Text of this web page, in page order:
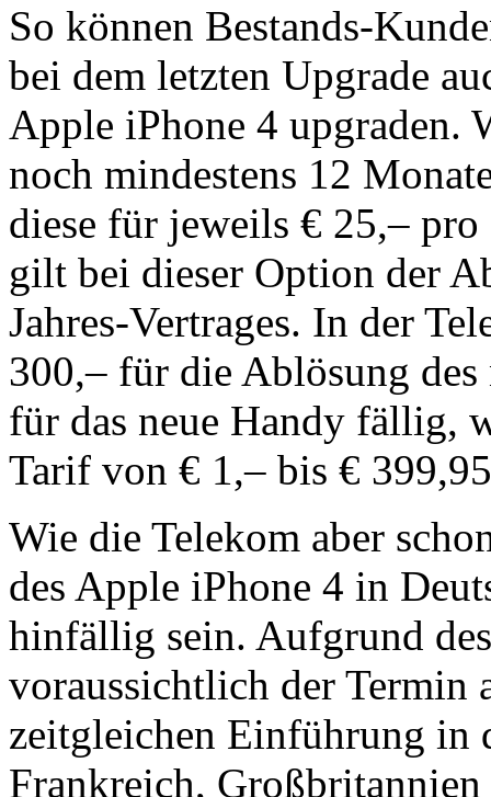
So können Bestands-
bei dem letzten Upgrade
Apple iPhone 4 upgraden.
noch mindestens 12
diese für jeweils € 25,–
gilt bei dieser Option der
Jahres-Vertrages. In der
300,– für die Ablösung des
für das neue Handy fällig,
Tarif von € 1,– bis €
Wie die Telekom aber
des Apple iPhone 4 in
hinfällig sein. Aufgrund
voraussichtlich der
zeitgleichen Einführung in
Frankreich,